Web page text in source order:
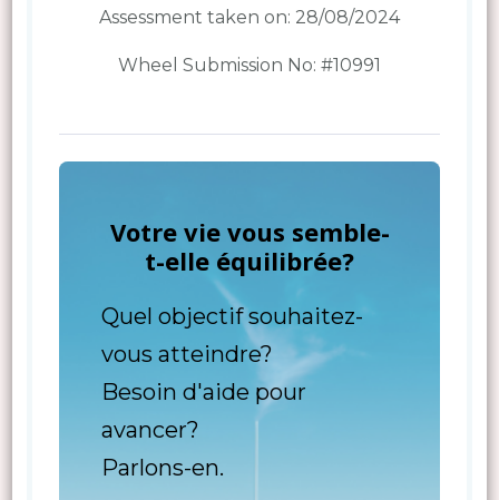
Assessment taken on: 28/08/2024
Wheel Submission No: #10991
Votre vie vous semble-
t-elle équilibrée?
Quel objectif souhaitez-
vous atteindre?
Besoin d'aide pour
avancer?
Parlons-en.